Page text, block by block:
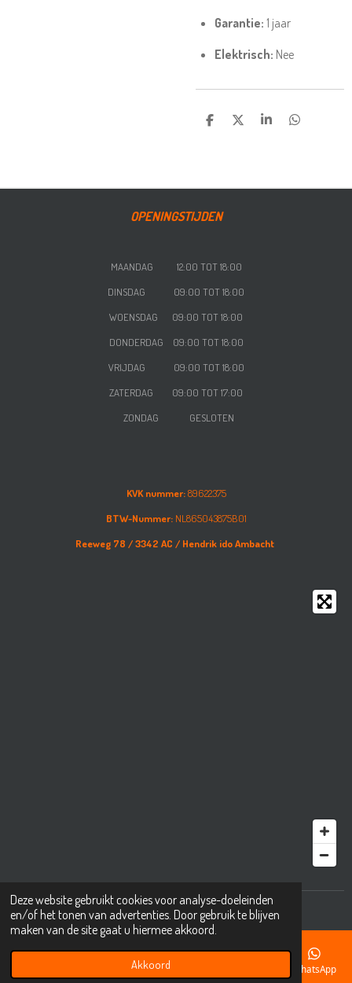
Deze website gebruikt cookies voor analyse-doeleinden
en/of het tonen van advertenties. Door gebruik te blijven
maken van de site gaat u hiermee akkoord.
Akkoord
Garantie: 1 jaar
Elektrisch: Nee
DELENDEEL SHAREDELEN
OPENINGSTIJDEN
MAANDAG 12:00 TOT 18:00
DINSDAG 09:00 TOT 18:00
WOENSDAG 09:00 TOT 18:00
DONDERDAG 09:00 TOT 18:00
VRIJDAG
09:00 TOT 18:00
ZATERDAG 09:00 TOT 17:00
ZONDAG GESLOTEN
KVK nummer:89622375
BTW-Nummer:NL865043875B01
Reeweg 78 /3342 AC / Hendrik ido Ambacht
© 2001 - 2025 mkbıkes.nl
Telefoonnummer WhatsApp